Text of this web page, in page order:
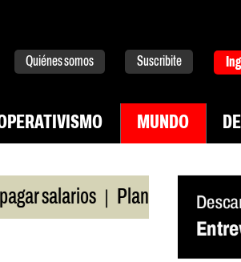
Quiénes somos Suscribite
MUNDO
salarios | Plan de lucha de